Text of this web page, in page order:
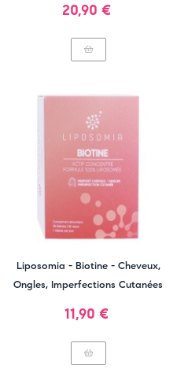
Prix
20,90 €
Liposomia - Biotine - Cheveux,
Ongles, Imperfections Cutanées
Prix
11,90 €